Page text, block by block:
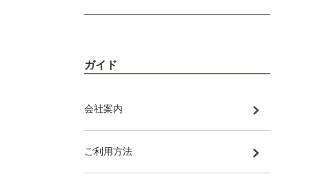
ガイド
会社案内
ご利用方法